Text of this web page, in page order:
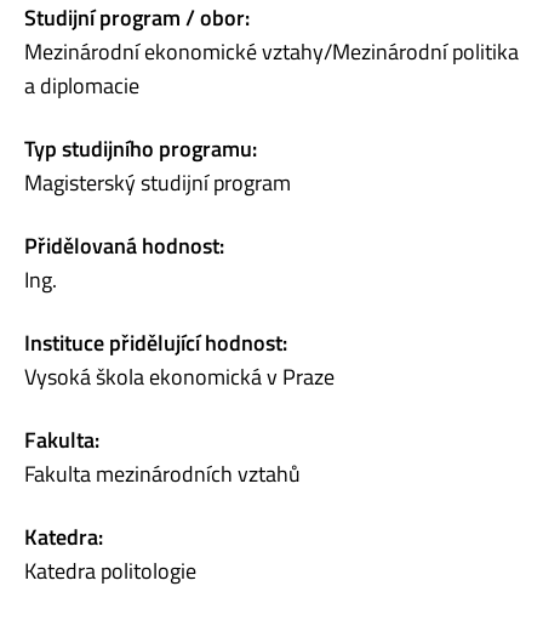
Studijní program / obor:
Mezinárodní ekonomické vztahy/Mezinárodní politika
a diplomacie
Typ studijního programu:
Magisterský studijní program
Přidělovaná hodnost:
Ing.
Instituce přidělující hodnost:
Vysoká škola ekonomická v Praze
Fakulta:
Fakulta mezinárodních vztahů
Katedra:
Katedra politologie